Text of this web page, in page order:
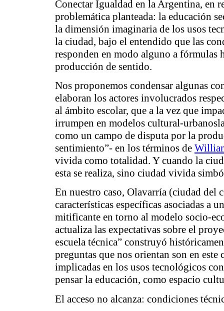
Conectar Igualdad en la Argentina, en
problemática planteada: la educación
la dimensión imaginaria de los usos
la ciudad, bajo el entendido que las
responden en modo alguno a fórmulas
producción de sentido.
Nos proponemos condensar algunas
elaboran los actores involucrados
al ámbito escolar, que a la vez que
irrumpen en modelos cultural-
como un campo de disputa por la
sentimiento”- en los términos de
vivida como totalidad. Y cuando la
esta se realiza, sino ciudad vivida
En nuestro caso, Olavarría (ciudad del
características específicas asociadas a
mitificante en torno al modelo socio-
actualiza las expectativas sobre el
escuela técnica” construyó
preguntas que nos orientan son en este
implicadas en los usos tecnológicos
pensar la educación, como espacio
El acceso no alcanza: condiciones